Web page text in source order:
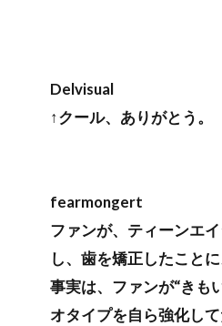
Delvisual
↑クール、ありがとう。
fearmongert
ファンが、ティーンエ
し、歯を矯正したこと
事実は、ファンが“きも
オタイプを自ら強化して